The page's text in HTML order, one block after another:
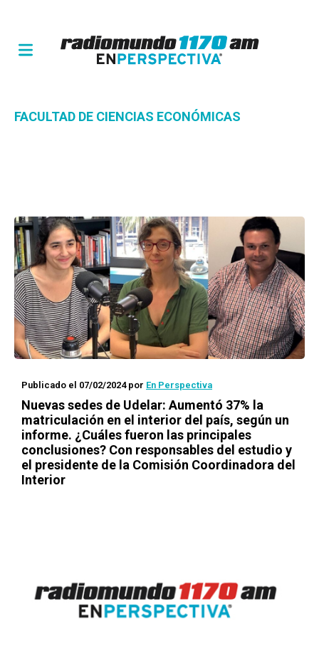
FACULTAD DE CIENCIAS ECONÓMICAS
Publicado el 07/02/2024por En Perspectiva
Nuevas sedes de Udelar: Aumentó 37% la
matriculación en el interior del país, según un
informe. ¿Cuáles fueron las principales
conclusiones? Con responsables del estudio y
el presidente de la Comisión Coordinadora del
Interior